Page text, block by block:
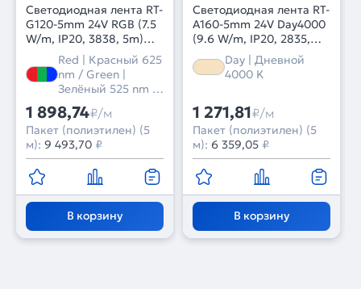
Светодиодная лента RT-
G120-5mm 24V RGB (7.5
W/m, IP20, 3838, 5m)
(Arlight, узкая)
Red | Красный 625
nm / Green |
Зелёный 525 nm /
Blue | Синий 470
nm
1 898,74₽/м
Пакет (полиэтилен) (5
м): 9 493,70 ₽
В корзину
Светодиодная лента RT-
A160-5mm 24V Day4000
(9.6 W/m, IP20, 2835,
5m) (Arlight, Открытый)
Day | Дневной
4000 K
1 271,81₽/м
Пакет (полиэтилен) (5
м): 6 359,05 ₽
В корзину